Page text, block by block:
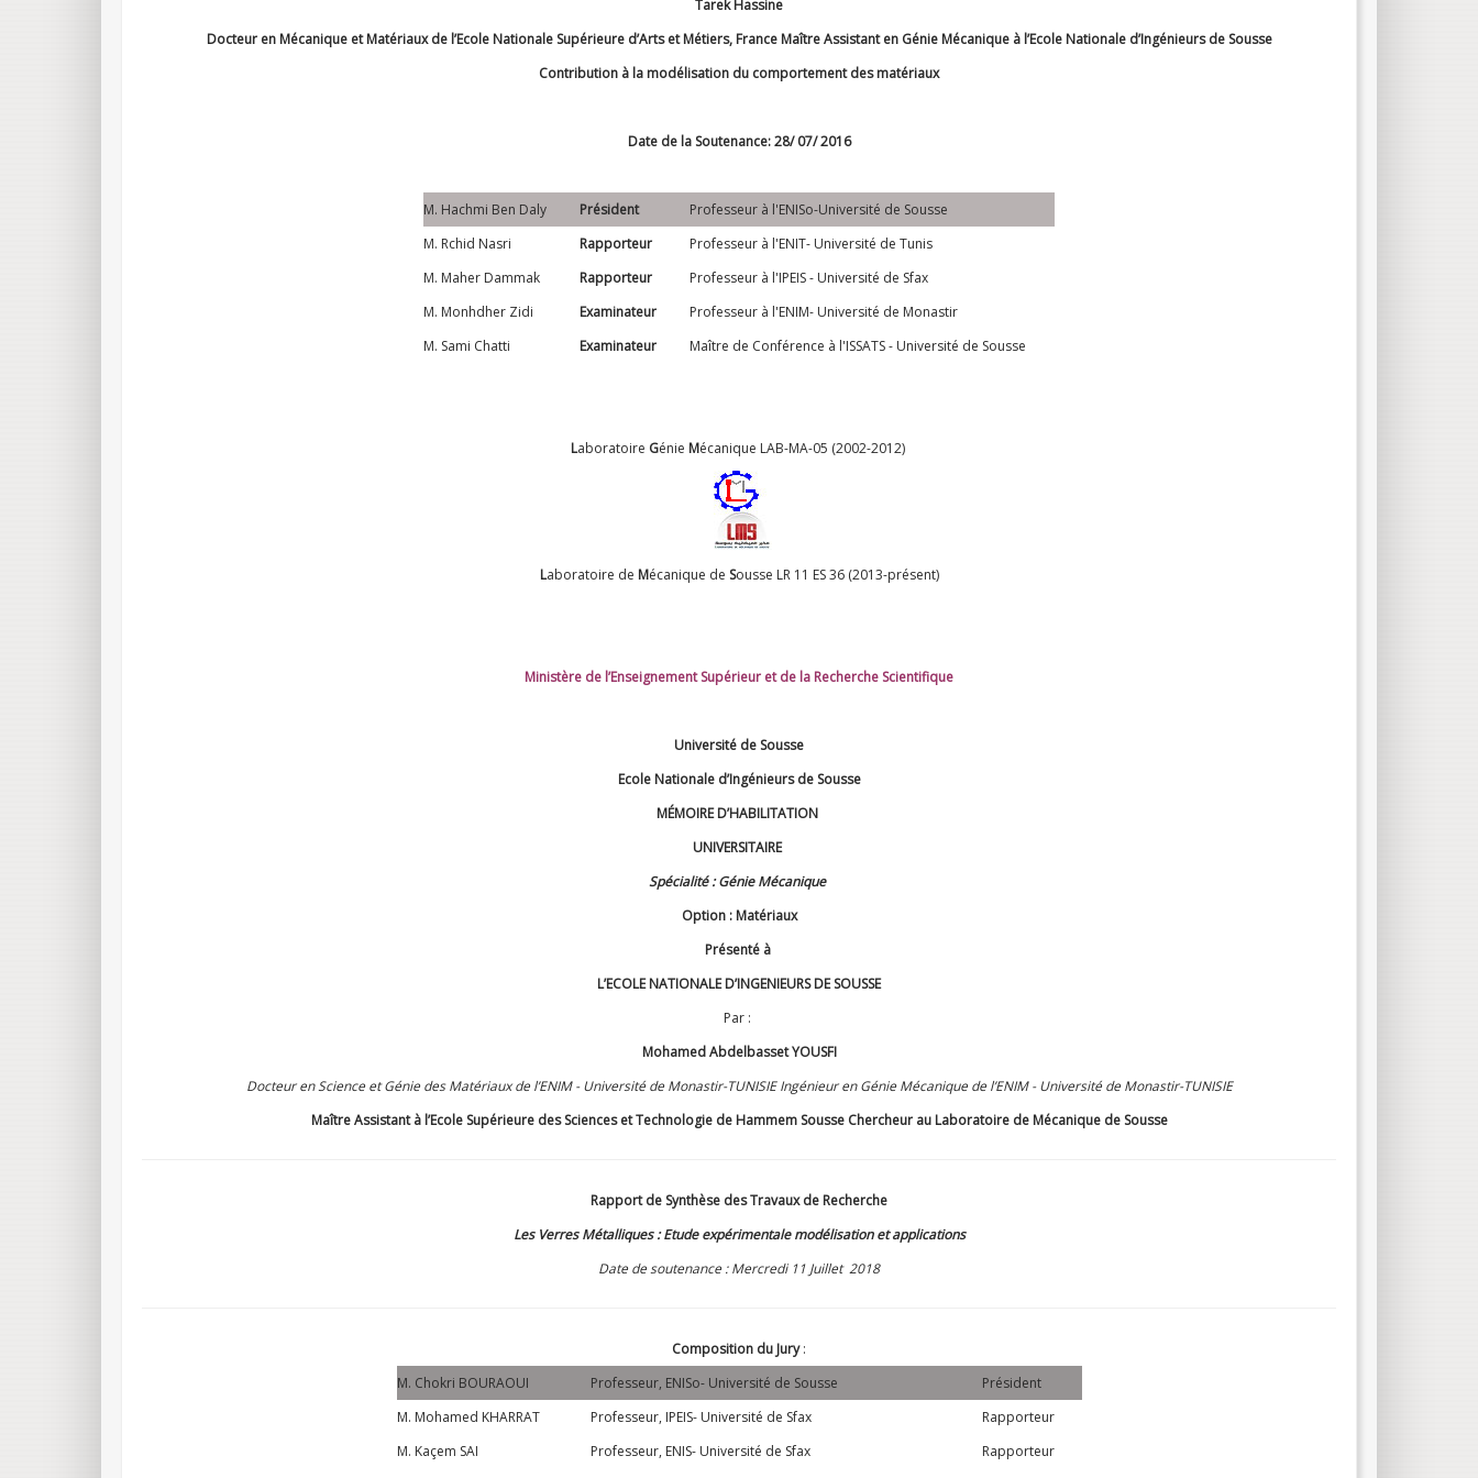
Tarek Hassine
Docteur en Mécanique et Matériaux de l’Ecole Nationale Supérieure d’Arts et Métiers, France Maître Assistant en Génie Mécanique à l’Ecole Nationale d’Ingénieurs de Sousse
Contribution à la modélisation du comportement desmatériaux
Date de la Soutenance: 28/ 07/ 2016
M. Hachmi Ben Daly Président
Professeur à l'ENISo-Université de Sousse
M. Rchid Nasri
Rapporteur
Professeur à l'ENIT- Université de Tunis
M. Maher Dammak
Rapporteur
Professeur à l'IPEIS - Université de Sfax
M. Monhdher Zidi
Examinateur
Professeur à l'ENIM- Université de Monastir
M. Sami Chatti
Examinateur Maître de Conférence à l'ISSATS - Université de Sousse
Laboratoire Génie Mécanique LAB-MA-05 (2002-2012)
Laboratoire de Mécanique de Sousse LR 11 ES 36 (2013-présent)
Ministère de l’Enseignement Supérieur et de la Recherche Scientifique
Université de Sousse
Ecole Nationale d’Ingénieurs de Sousse
MÉMOIRE D’HABILITATION
UNIVERSITAIRE
Spécialité : Génie Mécanique
Option : Matériaux
Présenté à
L’ECOLE NATIONALE D’INGENIEURS DE SOUSSE
Par :
Mohamed Abdelbasset YOUSFI
Docteur en Science et Génie des Matériaux de l’ENIM - Université de Monastir-TUNISIE Ingénieur en Génie Mécanique de l’ENIM - Université de Monastir-TUNISIE
Maître Assistant à l’Ecole Supérieure des Sciences et Technologie de Hammem Sousse Chercheur au Laboratoire de Mécanique de Sousse
Rapport de Synthèse des Travaux de Recherche
Les Verres Métalliques : Etude expérimentale modélisation et applications
Date de soutenance : Mercredi 11 Juillet 2018
Composition du Jury:
M. Chokri BOURAOUI
Professeur, ENISo- Université de Sousse
Président
M. Mohamed KHARRAT
Professeur, IPEIS- Université de Sfax
Rapporteur
M. Kaçem SAI
Professeur, ENIS- Université de Sfax
Rapporteur